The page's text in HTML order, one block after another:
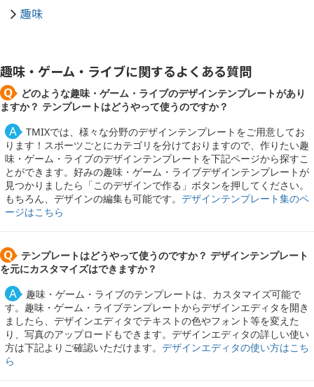
趣味
趣味・ゲーム・ライブに関するよくある質問
どのような趣味・ゲーム・ライブのデザインテンプレートがあり
ますか？ テンプレートはどうやって使うのですか？
TMIXでは、様々な分野のデザインテンプレートをご用意してお
ります！スポーツごとにカテゴリを分けておりますので、作りたい趣
味・ゲーム・ライブのデザインテンプレートを下記ページから探すこ
とができます。好みの趣味・ゲーム・ライブデザインテンプレートが
見つかりましたら「このデザインで作る」ボタンを押してください。
もちろん、デザインの編集も可能です。 デザインテンプレート集のペ
ージはこちら
テンプレートはどうやって使うのですか？ デザインテンプレート
を元にカスタマイズはできますか？
趣味・ゲーム・ライブのテンプレートは、カスタマイズ可能で
す。趣味・ゲーム・ライブテンプレートからデザインエディタを開き
ましたら、デザインエディタでテキストの色やフォント等を変えた
り、写真のアップロードもできます。デザインエディタの詳しい使い
方は下記よりご確認いただけます。 デザインエディタの使い方はこち
ら